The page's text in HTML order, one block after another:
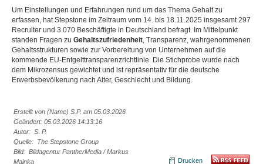
Um Einstellungen und Erfahrungen rund um das Thema Gehalt zu
erfassen, hat Stepstone im Zeitraum vom 14. bis 18.11.2025 insgesamt 297
Recruiter und 3.070 Beschäftigte in Deutschland befragt. Im Mittelpunkt
standen Fragen zu Gehaltszufriedenheit, Transparenz, wahrgenommenen
Gehaltsstrukturen sowie zur Vorbereitung von Unternehmen auf die
kommende EU-Entgelttransparenzrichtlinie. Die Stichprobe wurde nach
dem Mikrozensus gewichtet und ist repräsentativ für die deutsche
Erwerbsbevölkerung nach Alter, Geschlecht und Bildung.
Erstellt von (Name) S.P. am 05.03.2026
Geändert: 05.03.2026 14:13:16
Autor: S. P.
Quelle: The Stepstone Group
Bild: Bildagentur PantherMedia / Markus
Mainka
Drucken